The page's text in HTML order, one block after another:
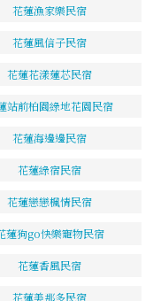
花蓮漁家樂民宿
花蓮風信子民宿
花蓮花漾蓮芯民宿
站前柏園綠地花園民宿
花蓮海邊邊民宿
花蓮綠宿民宿
花蓮戀戀楓情民宿
蓮狗go快樂寵物民宿
花蓮香風民宿
花蓮美那多民宿